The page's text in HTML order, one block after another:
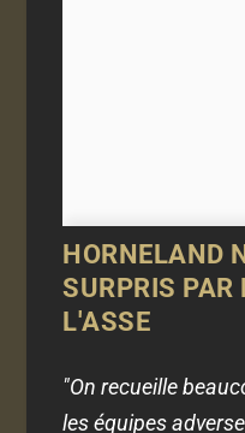
HORNELAND
SURPRIS PAR
L'ASSE
"On recueille
les équipes